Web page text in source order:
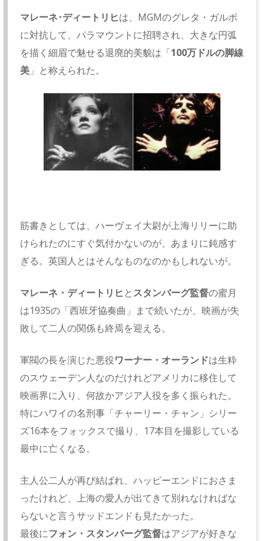
マレーネ･ディートリヒは、MGMのグレタ・ガルボ
に対抗して、パラマウントに招聘され、大きな円弧
を描く細眉で魅せる退廃的美貌は「100万ドルの脚線
美 」と称えられた。
筋書きとしては、ハーヴェイ大尉が上海リリーに助
けられたのにすぐ気付かないのが、あまりに鈍感す
ぎる。英国人とはそんなものなのかもしれないが。
マレーネ・ディートリヒ とスタンバーグ監督の蜜月
は1935の「西班牙協奏曲」まで続いたが、映画が失
敗して二人の関係も終焉を迎える。
軍閥の長を演じた悪役ワーナー・オーランドは生粋
のスウェーデン人なのだけれどアメリカに移住して
映画界に入り、何故かアジア人役を多く振られた。
特にハワイの名刑事「チャーリー・チャン」シリー
ズ16本をフォックスで撮り、17本目を撮影している
最中に亡くなる。
主人公二人が再び結ばれ、ハッピーエンドにおさま
ったけれど、上海の愛人が出てきて別れなければな
らないと言うサッドエンドも見たかった。
最後にフォン・スタンバーグ監督はアジアが好きな